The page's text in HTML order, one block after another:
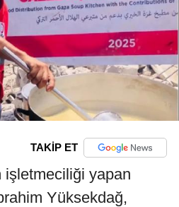
TAKİP ET
işletmeciliği yapan
Yüksekdağ,